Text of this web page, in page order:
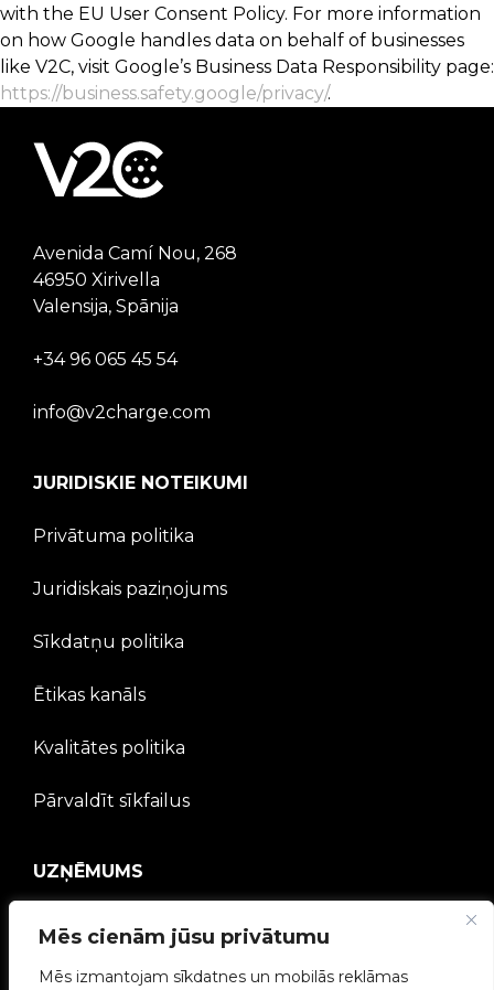
Mēs cienām jūsu privātumu
Mēs izmantojam sīkdatnes un mobilās reklāmas
with the EU User Consent Policy. For more information
on how Google handles data on behalf of businesses
like V2C, visit Google’s Business Data Responsibility page:
https://business.safety.google/privacy/.
Avenida Camí Nou, 268
46950 Xirivella
Valensija, Spānija
+34 96 065 45 54
info@v2charge.com
JURIDISKIE NOTEIKUMI
Privātuma politika
Juridiskais paziņojums
Sīkdatņu politika
Ētikas kanāls
Kvalitātes politika
Pārvaldīt sīkfailus
UZŅĒMUMS
V2C kopiena
Strādā ar mums